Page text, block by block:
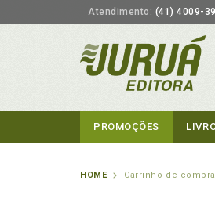
Atendimento: (41) 4009-
PROMOÇÕES
HOME Carrinho de